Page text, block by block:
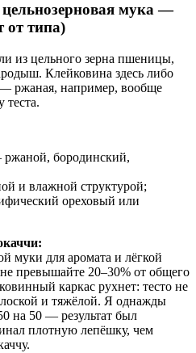
мука —
от типа)
из цельного зерна пшеницы,
Клейковина здесь либо
— ржаная, например, вообще
теста.
бородинский,
и влажной структурой;
ореховый или
муки для аромата и лёгкой
превышайте 20–30% от общего
каркас рухнет: тесто не
и тяжёлой. Я однажды
на 50 — результат был
плотную лепёшку, чем